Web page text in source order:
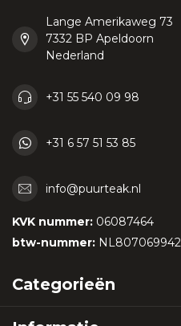
Lange Amerikaweg 73
7332 BP Apeldoorn
Nederland
+31 55 540 09 98
+31 6 57 51 53 85
info@puurteak.nl
KVK nummer: 06087464
btw-nummer:
Categorieën